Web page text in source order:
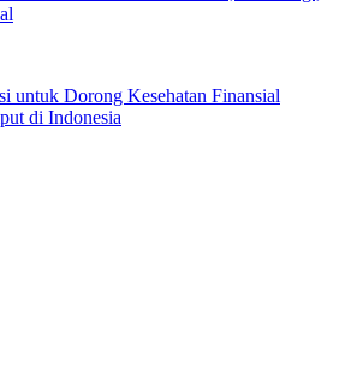
untuk Dorong Kesehatan Finansial
di Indonesia